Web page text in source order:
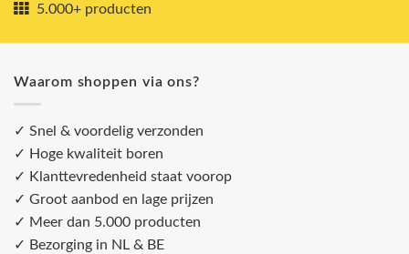
5.000+ producten
Waarom shoppen via ons?
✓ Snel & voordelig verzonden
✓ Hoge kwaliteit boren
✓ Klanttevredenheid staat voorop
✓ Groot aanbod en lage prijzen
✓ Meer dan 5.000 producten
✓ Bezorging in NL & BE